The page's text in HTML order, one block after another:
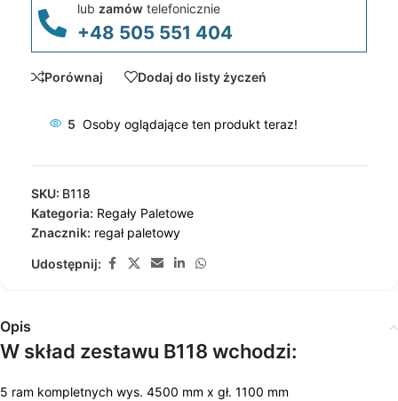
lub zamów telefonicznie
+48 505 551 404
Porównaj Dodaj do listy życzeń
5 Osoby oglądające ten produkt teraz!
SKU: B118
Kategoria: Regały Paletowe
Znacznik: regał paletowy
Udostępnij:
Opis
W skład zestawu B118 wchodzi:
5 ram kompletnych wys. 4500 mm x gł. 1100 mm